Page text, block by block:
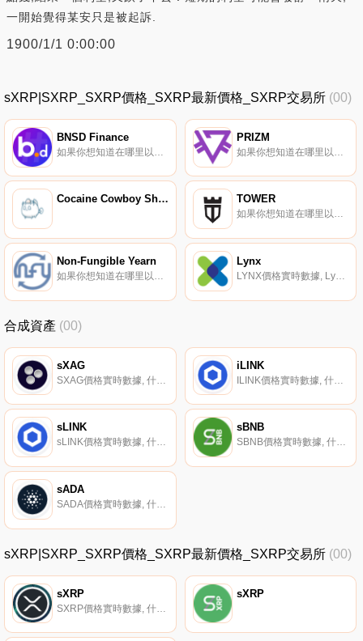
一開始覺得某安只是被起訴.
1900/1/1 0:00:00
sXRP|SXRP_SXRP價格_SXRP最新價格_SXRP交易所 (00)
BNSD Finance PRIZM
Cocaine Cowboy Shards TOWER
如果你想知道在哪里以當前價格購買TOWER,目前交易{TOWER]股票的頂級加密貨幣交易所是KuCoin、MEXC、Uniswap（V3）、CoinEx和Uniswap。您可以在我們的加密貨幣交易所頁面上找到其他列表.
Non-Fungible Yearn
如果你想知道在哪里以當前價格購買Non-Fungible Yearn,目前交易{Non-Fungible Yearn]股票的頂級加密貨幣交易所是Uniswap（V2）。您可以在我們的加密貨幣交易所頁面上找到其他列表.
Lynx
LYNX價格實時數據, Lynx由北卡羅來納州夏洛特市的一個團隊于2017年12月24日推出,旨在為應用程序開發人員創建一個穩定、環保的平臺,用于存儲和驗證關鍵數據.
合成資產 (00)
sXAG
SXAG價格實時數據, 什么是二進制？sXAG是由Synthetix協議啟用的合成銀令牌。它通過Chainlink的去中心化神諭網絡提供的價格信息來跟蹤白銀價格。它可以在Kwenta或Synthetix.Exchange上交易Synthetix協議原生的其他資產,而不會出現滑動.
iLINK
sLINK
sLINK價格實時數據, 什么是二進制？sLINK是由Synthetix協議啟用的合成Chainlink令牌。它通過Chainlink去中心化的預言機網絡提供的價格源來跟蹤Chainlink的價格.
sBNB
SBNB價格實時數據, 什么是二進制？sBNB是由Synthetix協議啟用的合成幣安幣代幣。它通過Chainlink的去中心化預言機網絡提供的價格信息來跟蹤幣安幣的價格。它可以在Kwenta或Synthetix.Exchange上交易Synthetix協議原生的其他資產,而不會出現滑動.
sADA
SADA價格實時數據, 什么是二進制？sADA是由Synthetix協議啟用的合成Cardano令牌。它通過Chainlink的去中心化預言機網絡提供的價格信息來跟蹤Cardano的價格.
sXRP|SXRP_SXRP價格_SXRP最新價格_SXRP交易所 (00)
sXRP
SXRP價格實時數據, 什么是二進制？sXRP是由Synthetix協議啟用的合成XRP令牌。它通過Chainlink的去中心化預言機網絡提供的價格源來跟蹤XRP的價格。它可以在Kwenta或Synthetix.Exchange上交易Synthetix協議原生的其他資產,而不會出現滑動.
sXRP